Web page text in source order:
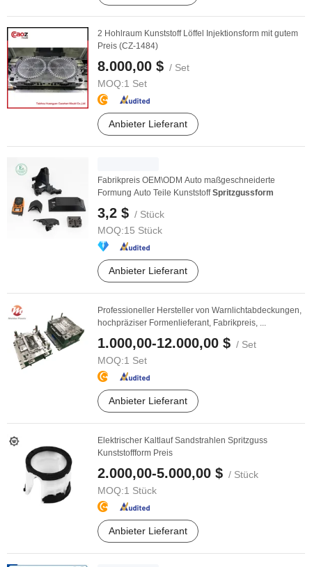
2 Hohlraum Kunststoff Löffel Injektionsform mit gutem
Preis (CZ-1484)
8.000,00 $ / Set
MOQ:1 Set
Anbieter Lieferant
Fabrikpreis OEM\ODM Auto maßgeschneiderte
Formung Auto Teile KunststoffSpritzgussform
3,2 $ / Stück
MOQ:15 Stück
Anbieter Lieferant
Professioneller Hersteller von Warnlichtabdeckungen,
hochpräziser Formenlieferant, Fabrikpreis, ...
1.000,00-12.000,00 $ / Set
MOQ:1 Set
Anbieter Lieferant
Elektrischer Kaltlauf Sandstrahlen Spritzguss
Kunststoffform Preis
2.000,00-5.000,00 $ / Stück
MOQ:1 Stück
Anbieter Lieferant